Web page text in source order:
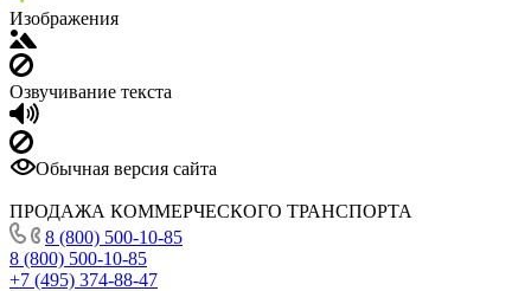
Изображения
Озвучивание текста
Обычная версия сайта
ПРОДАЖА КОММЕРЧЕСКОГО ТРАНСПОРТА
8 (800) 500-10-85
8 (800) 500-10-85
+7 (495) 374-88-47